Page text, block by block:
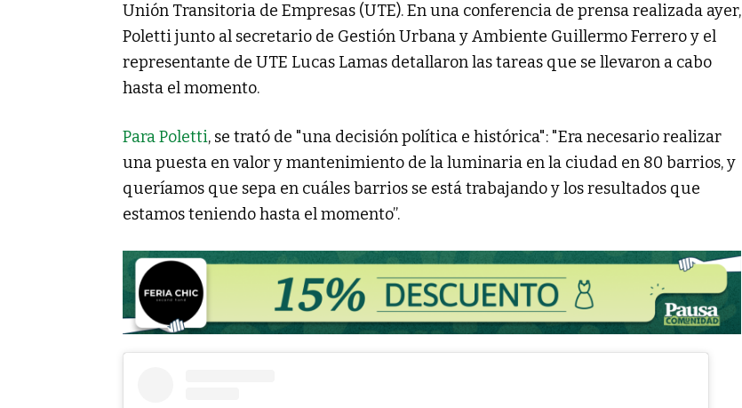
Unión Transitoria de Empresas (UTE). En una conferencia de prensa realizada ayer,
Poletti junto al secretario de Gestión Urbana y Ambiente Guillermo Ferrero y el
representante de UTE Lucas Lamas detallaron las tareas que se llevaron a cabo
hasta el momento.
Para Poletti, se trató de "una decisión política e histórica": "Era necesario realizar
una puesta en valor y mantenimiento de la luminaria en la ciudad en 80 barrios, y
queríamos que sepa en cuáles barrios se está trabajando y los resultados que
estamos teniendo hasta el momento”.